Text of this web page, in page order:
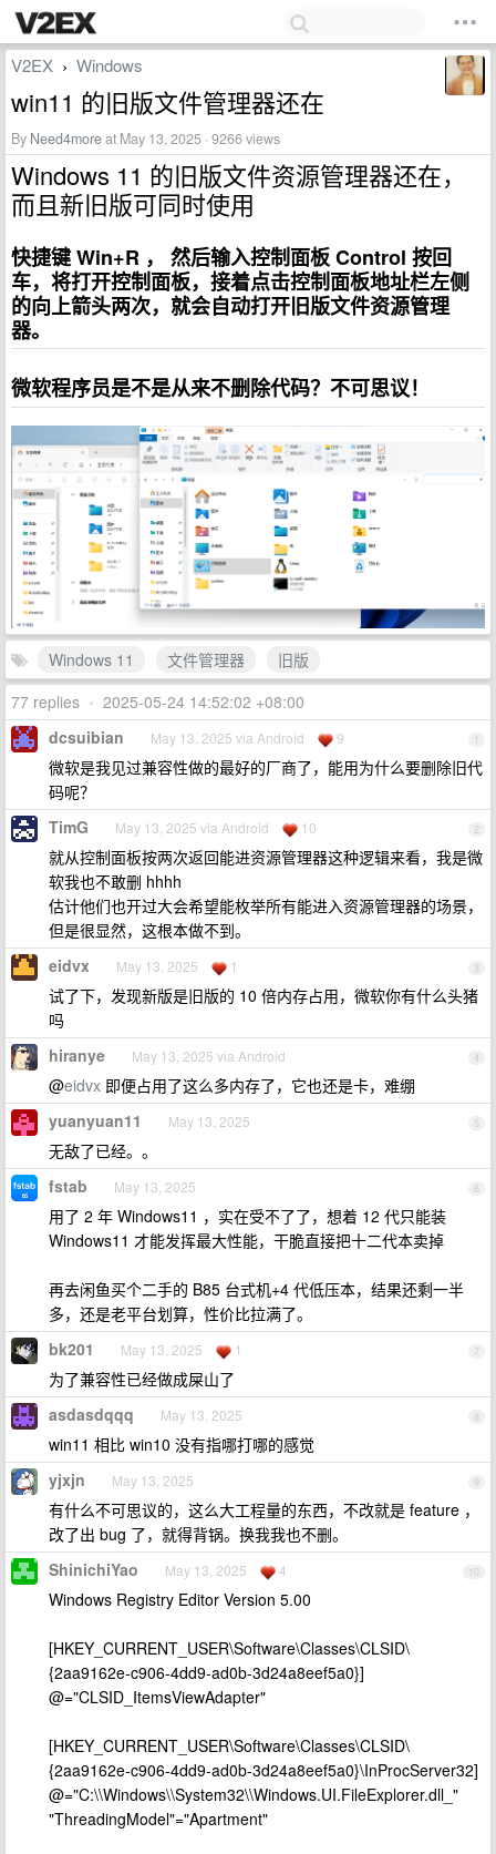
V2EX › Windows
win11 的旧版文件管理器还在
By Need4moreat May 13, 2025 · 9266 views
Windows 11 的旧版文件资源管理器还在，
而且新旧版可同时使用
快捷键 Win+R ， 然后输入控制面板 Control 按回
车，将打开控制面板，接着点击控制面板地址栏左侧
的向上箭头两次，就会自动打开旧版文件资源管理
器。
微软程序员是不是从来不删除代码？不可思议！
Windows 11 文件管理器
旧版
77 replies • 2025-05-24 14:52:02 +08:00
1
dcsuibian May 13, 2025 via Android 9
微软是我见过兼容性做的最好的厂商了，能用为什么要删除旧代
码呢？
2
TimG May 13, 2025 via Android 10
就从控制面板按两次返回能进资源管理器这种逻辑来看，我是微
软我也不敢删 hhhh
估计他们也开过大会希望能枚举所有能进入资源管理器的场景，
但是很显然，这根本做不到。
3
eidvx May 13, 2025 1
试了下，发现新版是旧版的 10 倍内存占用，微软你有什么头猪
吗
4
hiranye May 13, 2025 via Android
@eidvx 即便占用了这么多内存了，它也还是卡，难绷
5
yuanyuan11 May 13, 2025
无敌了已经。。
6
fstab May 13, 2025
用了 2 年 Windows11 ，实在受不了了，想着 12 代只能装
Windows11 才能发挥最大性能，干脆直接把十二代本卖掉
再去闲鱼买个二手的 B85 台式机+4 代低压本，结果还剩一半
多，还是老平台划算，性价比拉满了。
7
bk201 May 13, 2025 1
为了兼容性已经做成屎山了
8
asdasdqqq May 13, 2025
win11 相比 win10 没有指哪打哪的感觉
9
yjxjn May 13, 2025
有什么不可思议的，这么大工程量的东西，不改就是 feature ，
改了出 bug 了，就得背锅。换我我也不删。
10
ShinichiYao May 13, 2025 4
Windows Registry Editor Version 5.00
[HKEY_CURRENT_USER\Software\Classes\CLSID\
{2aa9162e-c906-4dd9-ad0b-3d24a8eef5a0}]
@="CLSID_ItemsViewAdapter"
[HKEY_CURRENT_USER\Software\Classes\CLSID\
{2aa9162e-c906-4dd9-ad0b-3d24a8eef5a0}\InProcServer32]
@="C:\\Windows\\System32\\Windows.UI.FileExplorer.dll_"
"ThreadingModel"="Apartment"